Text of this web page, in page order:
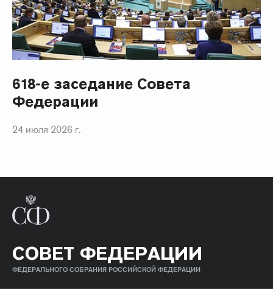
618-е заседание Совета
Федерации
24 июля 2026 г.
СОВЕТ ФЕДЕРАЦИИ
ФЕДЕРАЛЬНОГО СОБРАНИЯ РОССИЙСКОЙ ФЕДЕРАЦИИ